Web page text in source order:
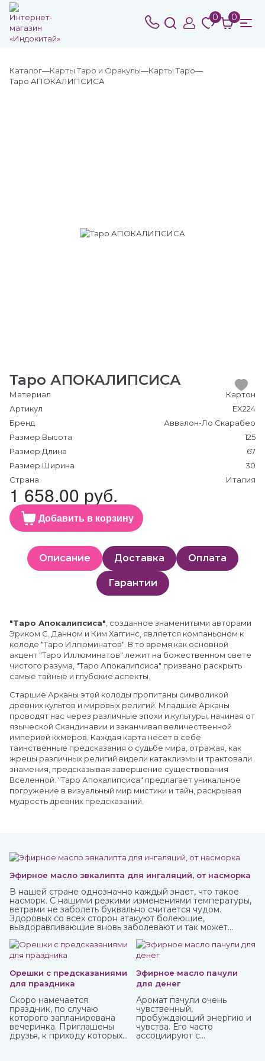
0 0
Каталог Карты Таро и Оракулы
Карты Таро
Таро АПОКАЛИПСИСА
Таро АПОКАЛИПСИСА
Материал
Картон
Артикул
EX224
Бренд
Аввалон-Ло Скарабео
Размер Высота
125
Размер Длина
67
Размер Ширина
30
Страна
Италия
1 658.00 руб.
Добавить в корзину
Описание Доставка Оплата
Гарантии
"Таро Апокалипсиса" , созданное знаменитыми авторами
Эриком С. Данном и Ким Хаггинс, является компаньоном к
колоде "Таро Иллюминатов". В то время как основной
акцент "Таро Иллюминатов" лежит на божественном свете
чистого разума, "Таро Апокалипсиса" призвано раскрыть
самые тайные и глубокие аспекты.
Старшие Арканы этой колоды пропитаны символикой
древних культов и мировых религий. Младшие Арканы
проводят нас через различные эпохи и культуры, начиная от
языческой Скандинавии и заканчивая величественной
империей кхмеров. Каждая карта несет в себе
таинственные предсказания о судьбе мира, отражая, как
жрецы различных религий видели катаклизмы и трактовали
знамения, предсказывая завершение существования
Вселенной. "Таро Апокалипсиса" предлагает уникальное
погружение в визуальный мир мистики и тайн, раскрывая
мудрость древних предсказаний.
Эфирное масло эвкалипта для ингаляций, от насморка
В нашей стране однозначно каждый знает, что такое
насморк. С нашими резкими изменениями температуры,
ветрами не заболеть буквально считается чудом.
Здоровых со всех сторон атакуют болеющие,
выздоравливающие вновь заболевают и так может
Орешки с предсказаниями
для праздника
Скоро намечается
праздник, по случаю
которого запланирована
вечеринка. Приглашены
друзья, к приходу которых
Эфирное масло пачули
для денег
Аромат пачули очень
чувственный,
пробуждающий энергию и
чувства. Его часто
ассоциируют с